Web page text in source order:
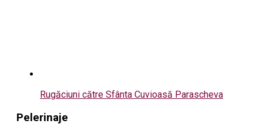
Rugăciuni către Sfânta Cuvioasă Parascheva
Pelerinaje